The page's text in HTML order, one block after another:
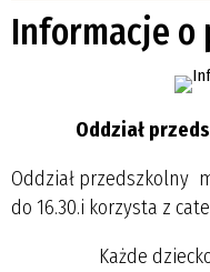
Informacje o
Oddział
Oddział przedszkolny
do 16.30.i korzysta z
Każde dziecko